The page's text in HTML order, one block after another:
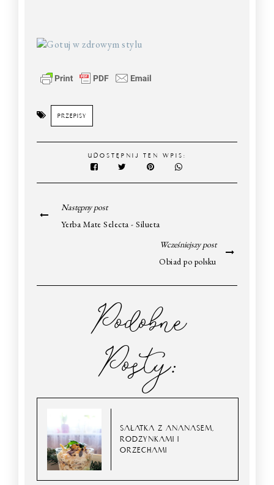
PRZEPISY
UDOSTĘPNIJ TEN WPIS:
Następny post
Yerba Mate Selecta - Silueta
Wcześniejszy post
Obiad po polsku
Podobne
Posty:
SAŁATKA Z ANANASEM,
RODZYNKAMI I
ORZECHAMI